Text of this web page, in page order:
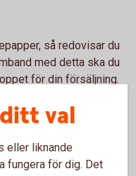
så redovisar du
med detta ska du
för din försäljning.
dina
du sammanlagt har
ditt
när du ska
val
eller liknande
fungera för dig. Det